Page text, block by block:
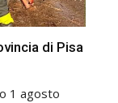
di Pisa
1 agosto